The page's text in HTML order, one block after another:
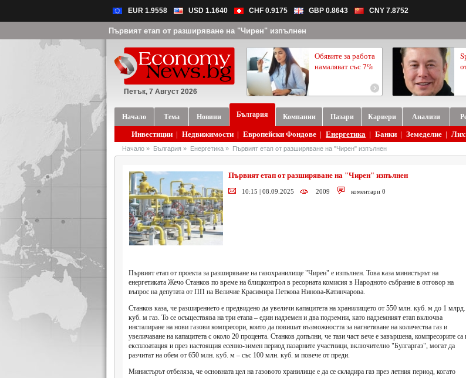
EUR 1.9558 USD 1.1640 CHF 0.9175 GBP 0.8643 CNY 7.8752
Първият етап от разширяване на "Чирен" изпълнен
Петък, 7 Август 2026
Обявите за работа
намаляват със 7%
Начало Тема Новини България Компании Пазари Кариери Анализи
Инвестиции | Недвижимости | Европейски Фондове | Енергетика | Банки | Земеделие |
Начало » България » Енергетика » Първият етап от разширяване на "Чирен" изпълнен
Първият етап от разширяване на "Чирен" изпълнен
10:15 | 08.09.2025 2009 коментари 0
Първият етап от проекта за разширяване на газохранилище "Чирен" е изпълнен. Това каза министърът на
енергетиката Жечо Станков по време на блицконтрол в ресорната комисия в Народното събрание в отговор на
въпрос на депутата от ПП на Величие Красимира Петкова Нинова-Катинчарова.
Станков каза, че разширението е предвидено да увеличи капацитета на хранилището от 550 млн. куб. м до 1 млрд.
куб. м газ. То се осъществява на три етапа – един надземен и два подземни, като надземният етап включва
инсталиране на нови газови компресори, които да повишат възможността за нагнетяване на количества газ и
увеличаване на капацитета с около 20 процента. Станков допълни, че тази част вече е завършена, компресорите са
експлоатация и през настоящия есенно-зимен период пазарните участници, включително "Булгаргаз", могат да
разчитат на обем от 650 млн. куб. м – със 100 млн. куб. м повече от преди.
Министърът отбеляза, че основната цел на газовото хранилище е да се складира газ през летния период, когато